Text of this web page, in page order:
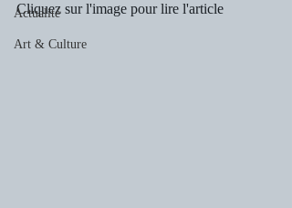
Actualité
Art & Culture
Cliquez sur l'image pour lire l'article